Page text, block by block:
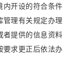
内开设的符合条件
管理有关规定办理
者提供的信息资料
要求更正后依法办